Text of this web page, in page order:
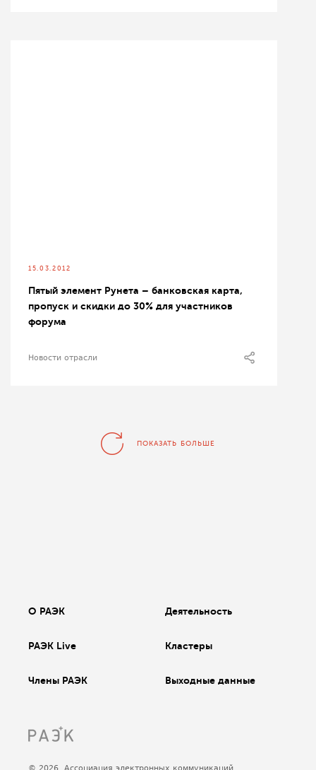
15.03.2012
Пятый элемент Рунета – банковская карта,
пропуск и скидки до 30% для участников
форума
Новости отрасли
ПОКАЗАТЬ БОЛЬШЕ
О РАЭК Деятельность
РАЭК Live Кластеры
Члены РАЭК Выходные данные